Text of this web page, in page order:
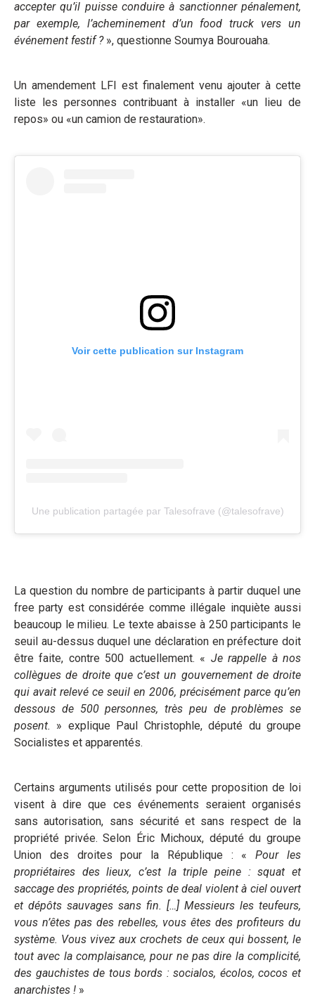
accepter qu’il puisse conduire à sanctionner pénalement,
par exemple, l’acheminement d’un food truck vers un
événement festif ? », questionne Soumya Bourouaha.
Un amendement LFI est finalement venu ajouter à cette
liste les personnes contribuant à installer «un lieu de
repos» ou «un camion de restauration».
Voir cette publication sur Instagram
Une publication partagée par Talesofrave (@talesofrave)
La question du nombre de participants à partir duquel une
free party est considérée comme illégale inquiète aussi
beaucoup le milieu. Le texte abaisse à 250 participants le
seuil au-dessus duquel une déclaration en préfecture doit
être faite, contre 500 actuellement. « Je rappelle à nos
collègues de droite que c’est un gouvernement de droite
qui avait relevé ce seuil en 2006, précisément parce qu’en
dessous de 500 personnes, très peu de problèmes se
posent. » explique Paul Christophle, député du groupe
Socialistes et apparentés.
Certains arguments utilisés pour cette proposition de loi
visent à dire que ces événements seraient organisés
sans autorisation, sans sécurité et sans respect de la
propriété privée. Selon Éric Michoux, député du groupe
Union des droites pour la République : «Pour les
propriétaires des lieux, c’est la triple peine : squat et
saccage des propriétés, points de deal violent à ciel ouvert
et dépôts sauvages sans fin. […] Messieurs les teufeurs,
vous n’êtes pas des rebelles, vous êtes des profiteurs du
système. Vous vivez aux crochets de ceux qui bossent, le
tout avec la complaisance, pour ne pas dire la complicité,
des gauchistes de tous bords : socialos, écolos, cocos et
anarchistes ! »